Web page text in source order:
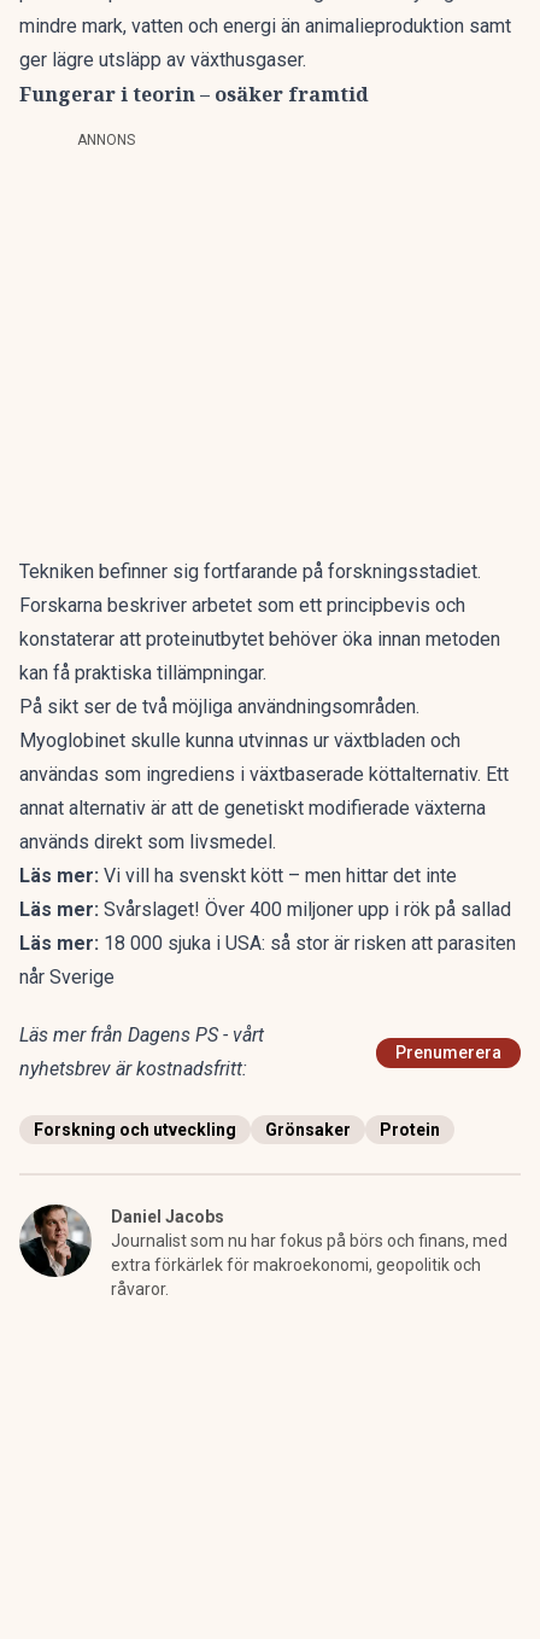
mindre mark, vatten och energi än animalieproduktion samt
ger lägre utsläpp av växthusgaser.
Fungerar i teorin – osäker framtid
ANNONS
Tekniken befinner sig fortfarande på forskningsstadiet.
Forskarna beskriver arbetet som ett principbevis och
konstaterar att proteinutbytet behöver öka innan metoden
kan få praktiska tillämpningar.
På sikt ser de två möjliga användningsområden.
Myoglobinet skulle kunna utvinnas ur växtbladen och
användas som ingrediens i växtbaserade köttalternativ. Ett
annat alternativ är att de genetiskt modifierade växterna
används direkt som livsmedel.
Läs mer: Vi vill ha svenskt kött – men hittar det inte
Läs mer: Svårslaget! Över 400 miljoner upp i rök på sallad
Läs mer: 18 000 sjuka i USA: så stor är risken att parasiten
når Sverige
Läs mer från Dagens PS - vårt
nyhetsbrev är kostnadsfritt:
Prenumerera
Forskning och utveckling Grönsaker Protein
Daniel Jacobs
Journalist som nu har fokus på börs och finans, med
extra förkärlek för makroekonomi, geopolitik och
råvaror.